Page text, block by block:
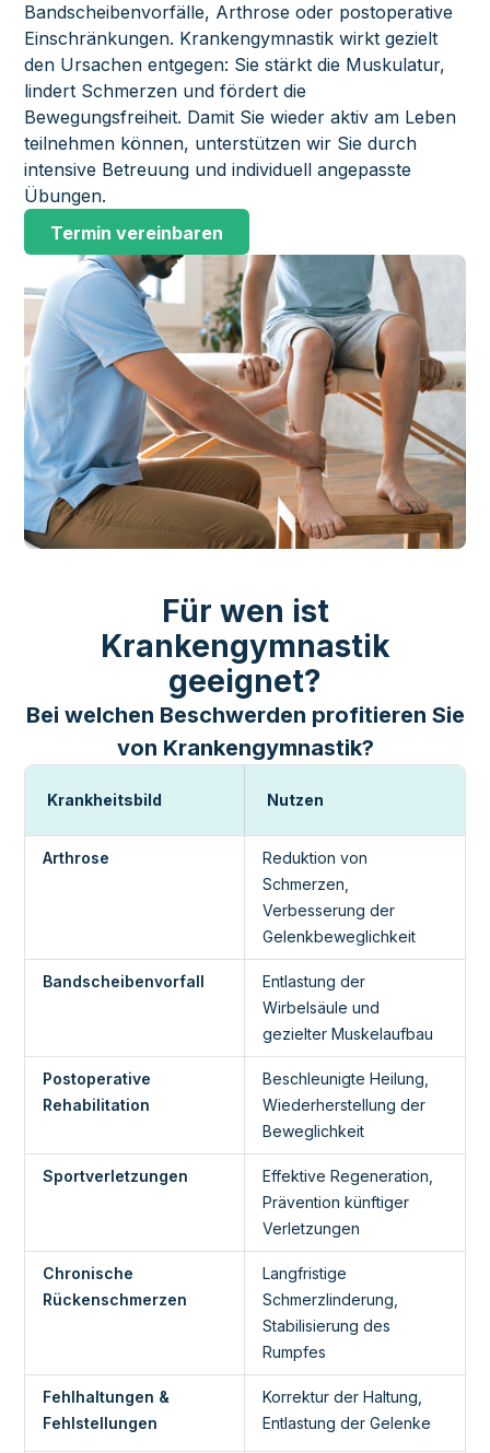
Bandscheibenvorfälle, Arthrose oder postoperative
Einschränkungen. Krankengymnastik wirkt gezielt
den Ursachen entgegen: Sie stärkt die Muskulatur,
lindert Schmerzen und fördert die
Bewegungsfreiheit. Damit Sie wieder aktiv am Leben
teilnehmen können, unterstützen wir Sie durch
intensive Betreuung und individuell angepasste
Übungen.
Termin vereinbaren
Für wen ist
Krankengymnastik
geeignet?
Bei welchen Beschwerden profitieren Sie
von Krankengymnastik?
Krankheitsbild Nutzen
Arthrose
Reduktion von
Schmerzen,
Verbesserung der
Gelenkbeweglichkeit
Bandscheibenvorfall
Entlastung der
Wirbelsäule und
gezielter Muskelaufbau
Postoperative
Rehabilitation
Beschleunigte Heilung,
Wiederherstellung der
Beweglichkeit
Sportverletzungen
Effektive Regeneration,
Prävention künftiger
Verletzungen
Chronische
Rückenschmerzen
Langfristige
Schmerzlinderung,
Stabilisierung des
Rumpfes
Fehlhaltungen &
Fehlstellungen
Korrektur der Haltung,
Entlastung der Gelenke